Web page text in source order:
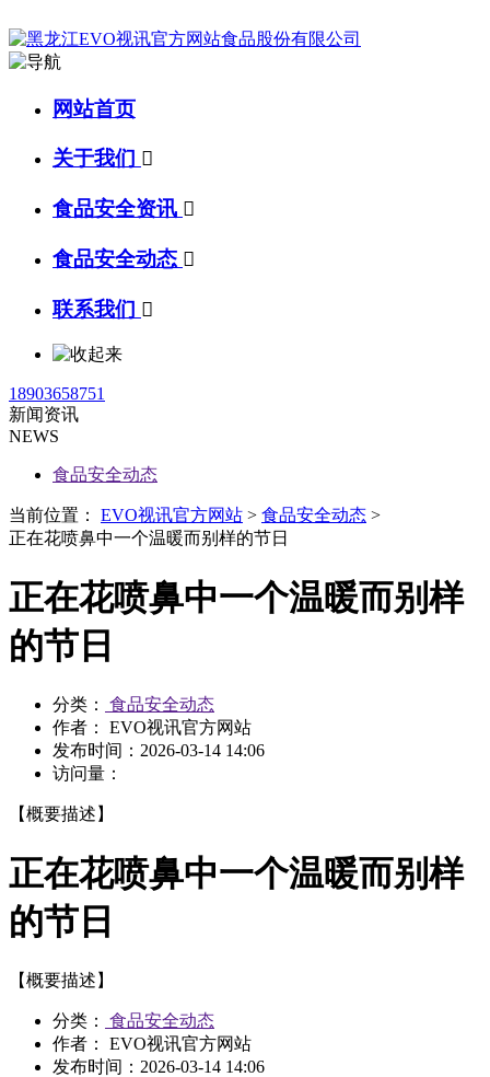
网站首页
关于我们 
食品安全资讯 
食品安全动态 
联系我们 
18903658751
新闻资讯
NEWS
食品安全动态
当前位置： EVO视讯官方网站 > 食品安全动态 >
正在花喷鼻中一个温暖而别样的节日
正在花喷鼻中一个温暖而别样
的节日
分类：
食品安全动态
作者： EVO视讯官方网站
发布时间： 2026-03-14 14:06
访问量：
【概要描述】
正在花喷鼻中一个温暖而别样
的节日
【概要描述】
分类：
食品安全动态
作者： EVO视讯官方网站
发布时间： 2026-03-14 14:06